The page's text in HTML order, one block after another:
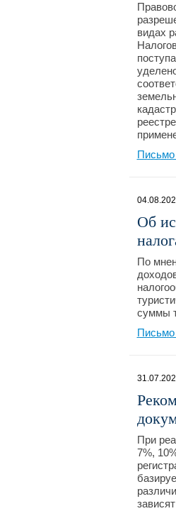
видах
Об
По
суммы
При
7%,